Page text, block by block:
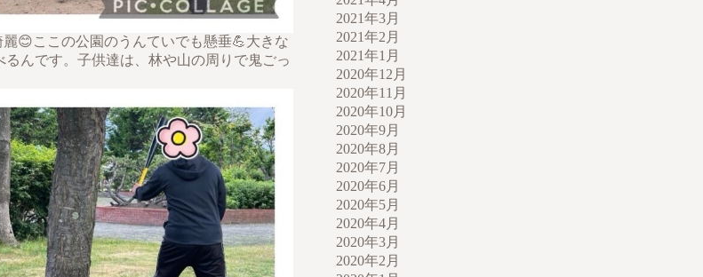
😊ここの公園のうんていでも懸垂💪大きな
んです。子供達は、林や山の周りで鬼ごっ
2021年3月
2021年2月
2021年1月
2020年12月
2020年11月
2020年10月
2020年9月
2020年8月
2020年7月
2020年6月
2020年5月
2020年4月
2020年3月
2020年2月